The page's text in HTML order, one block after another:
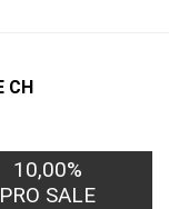
CH
10,00%
PRO SALE